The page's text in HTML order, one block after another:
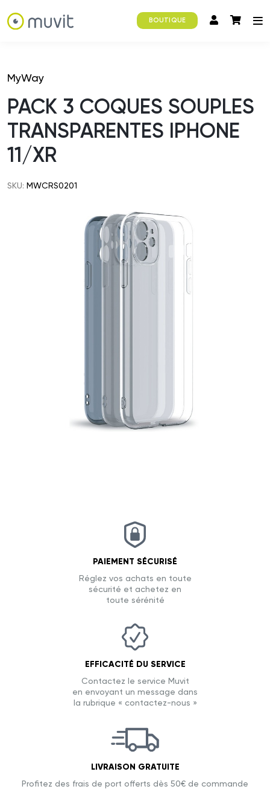
BOUTIQUE
MyWay
PACK 3 COQUES SOUPLES
TRANSPARENTES IPHONE
11/XR
SKU: MWCRS0201
PAIEMENT SÉCURISÉ
Réglez vos achats en toute
sécurité et achetez en
toute sérénité
EFFICACITÉ DU SERVICE
Contactez le service Muvit
en envoyant un message dans
la rubrique « contactez-nous »
LIVRAISON GRATUITE
Profitez des frais de port offerts dès 50€ de commande